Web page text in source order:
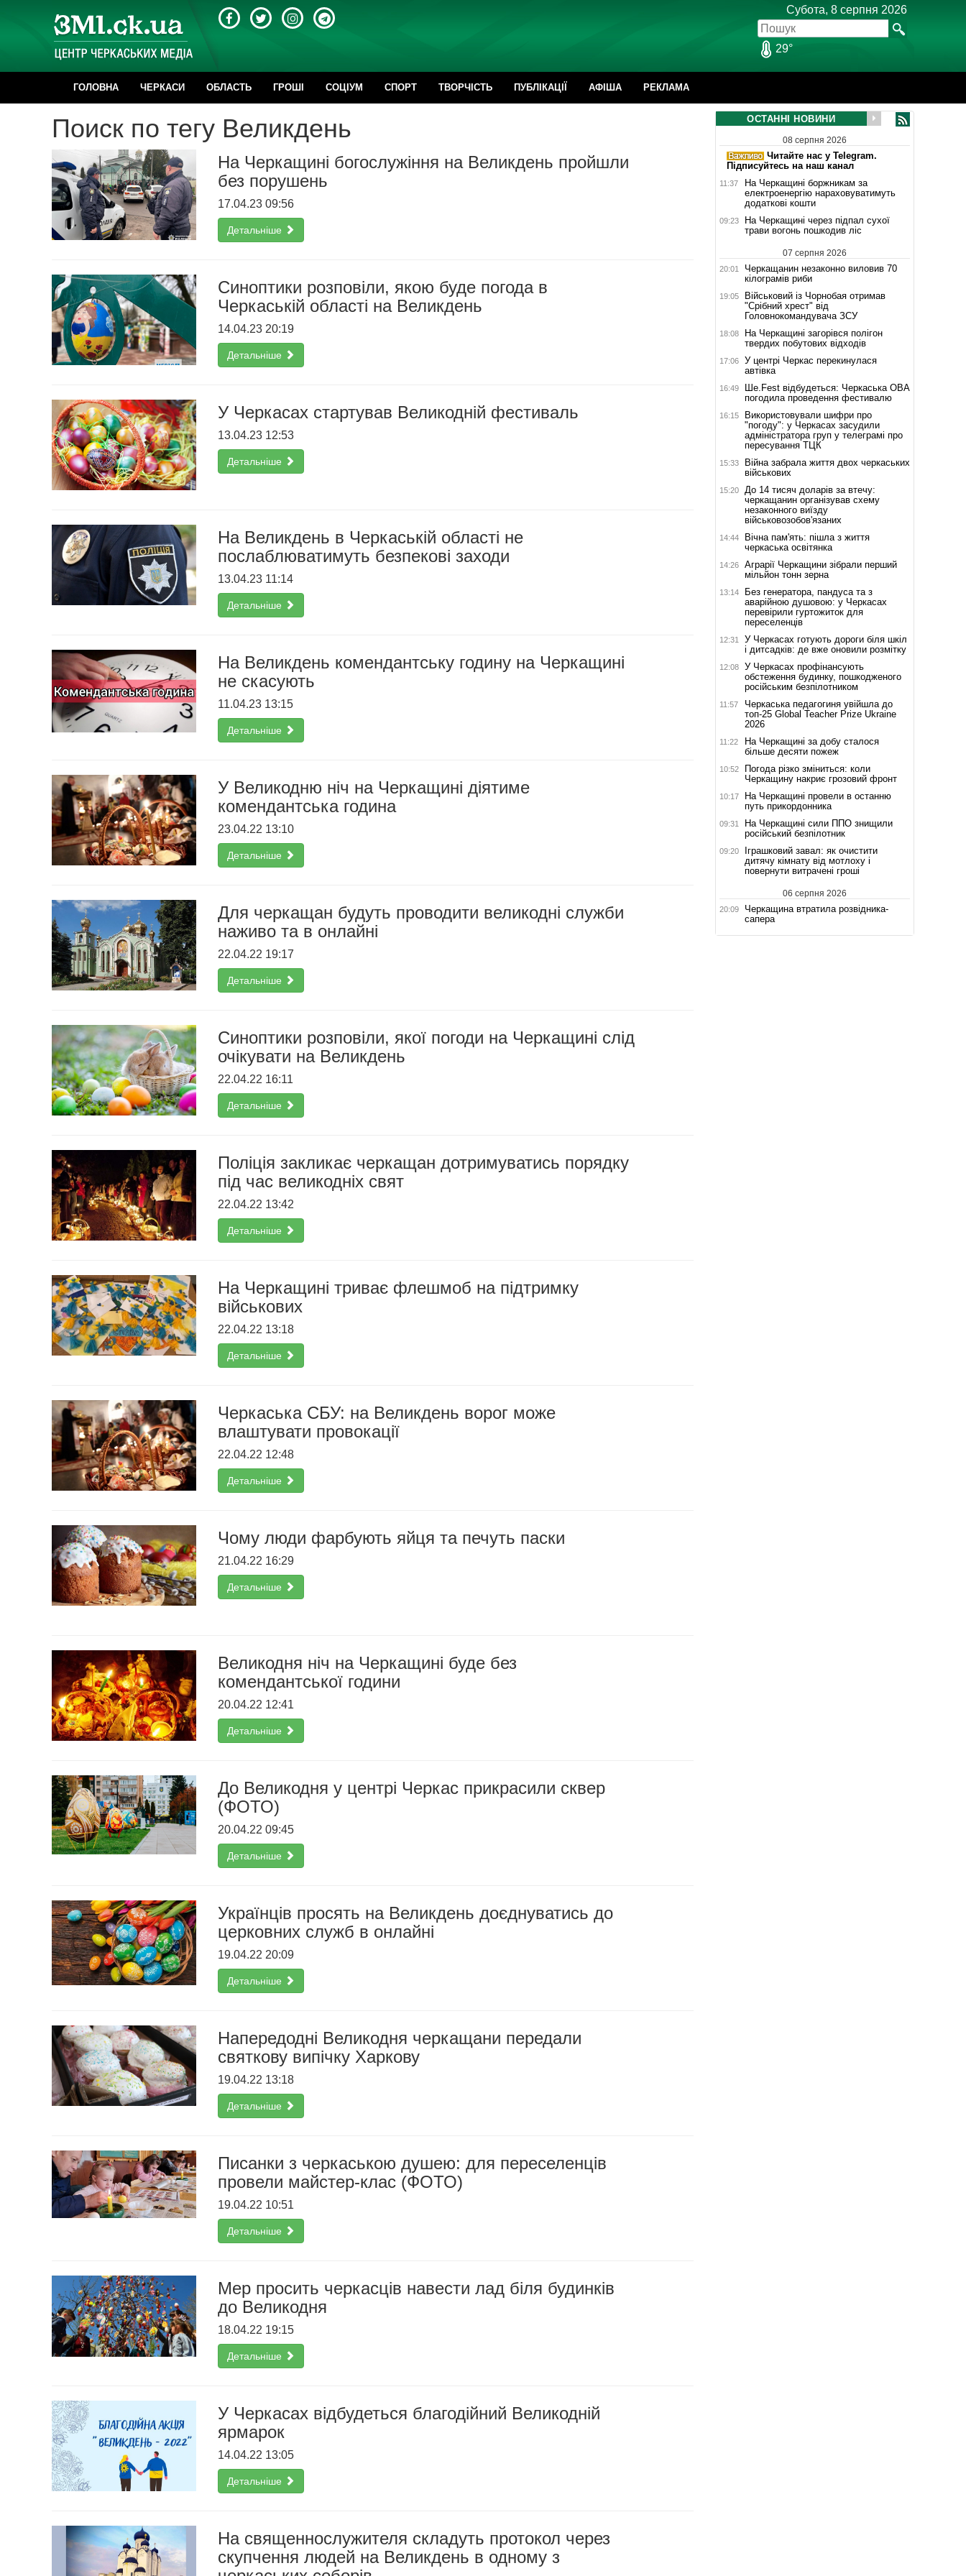
Субота, 8 серпня 2026
29°
ГОЛОВНА ЧЕРКАСИ ОБЛАСТЬ ГРОШІ CОЦІУМ СПОРТ ТВОРЧІСТЬ ПУБЛІКАЦІЇ АФІША РЕКЛАМА
Поиск по тегу Великдень
На Черкащині богослужіння на Великдень пройшли
без порушень
17.04.23 09:56
Детальніше
Синоптики розповіли, якою буде погода в
Черкаській області на Великдень
14.04.23 20:19
Детальніше
У Черкасах стартував Великодній фестиваль
13.04.23 12:53
Детальніше
На Великдень в Черкаській області не
послаблюватимуть безпекові заходи
13.04.23 11:14
Детальніше
На Великдень комендантську годину на Черкащині
не скасують
11.04.23 13:15
Детальніше
У Великодню ніч на Черкащині діятиме
комендантська година
23.04.22 13:10
Детальніше
Для черкащан будуть проводити великодні служби
наживо та в онлайні
22.04.22 19:17
Детальніше
Синоптики розповіли, якої погоди на Черкащині слід
очікувати на Великдень
22.04.22 16:11
Детальніше
Поліція закликає черкащан дотримуватись порядку
під час великодніх свят
22.04.22 13:42
Детальніше
На Черкащині триває флешмоб на підтримку
військових
22.04.22 13:18
Детальніше
Черкаська СБУ: на Великдень ворог може
влаштувати провокації
22.04.22 12:48
Детальніше
Чому люди фарбують яйця та печуть паски
21.04.22 16:29
Детальніше
Великодня ніч на Черкащині буде без
комендантської години
20.04.22 12:41
Детальніше
До Великодня у центрі Черкас прикрасили сквер
(ФОТО)
20.04.22 09:45
Детальніше
Українців просять на Великдень доєднуватись до
церковних служб в онлайні
19.04.22 20:09
Детальніше
Напередодні Великодня черкащани передали
святкову випічку Харкову
19.04.22 13:18
Детальніше
Писанки з черкаською душею: для переселенців
провели майстер-клас (ФОТО)
19.04.22 10:51
Детальніше
Мер просить черкасців навести лад біля будинків
до Великодня
18.04.22 19:15
Детальніше
У Черкасах відбудеться благодійний Великодній
ярмарок
14.04.22 13:05
Детальніше
На священнослужителя складуть протокол через
скупчення людей на Великдень в одному з
ОСТАННІ НОВИНИ
08 серпня 2026
Читайте нас у Telegram.
Підписуйтесь на наш канал
11:37
На Черкащині боржникам за
електроенергію нараховуватимуть
додаткові кошти
09:23
На Черкащині через підпал сухої
трави вогонь пошкодив ліс
07 серпня 2026
20:01
Черкащанин незаконно виловив 70
кілограмів риби
19:05
Військовий із Чорнобая отримав
"Срібний хрест" від
Головнокомандувача ЗСУ
18:08
На Черкащині загорівся полігон
твердих побутових відходів
17:06
У центрі Черкас перекинулася
автівка
16:49
Ше.Fest відбудеться: Черкаська ОВА
погодила проведення фестивалю
16:15
Використовували шифри про
"погоду": у Черкасах засудили
адміністратора груп у телеграмі про
пересування ТЦК
15:33
Війна забрала життя двох черкаських
військових
15:20
До 14 тисяч доларів за втечу:
черкащанин організував схему
незаконного виїзду
військовозобов'язаних
14:44
Вічна пам'ять: пішла з життя
черкаська освітянка
14:26
Аграрії Черкащини зібрали перший
мільйон тонн зерна
13:14
Без генератора, пандуса та з
аварійною душовою: у Черкасах
перевірили гуртожиток для
переселенців
12:31
У Черкасах готують дороги біля шкіл
і дитсадків: де вже оновили розмітку
12:08
У Черкасах профінансують
обстеження будинку, пошкодженого
російським безпілотником
11:57
Черкаська педагогиня увійшла до
топ-25 Global Teacher Prize Ukraine
2026
11:22
На Черкащині за добу сталося
більше десяти пожеж
10:52
Погода різко зміниться: коли
Черкащину накриє грозовий фронт
10:17
На Черкащині провели в останню
путь прикордонника
09:31
На Черкащині сили ППО знищили
російський безпілотник
09:20
Іграшковий завал: як очистити
дитячу кімнату від мотлоху і
повернути витрачені гроші
06 серпня 2026
20:09
Черкащина втратила розвідника-
сапера